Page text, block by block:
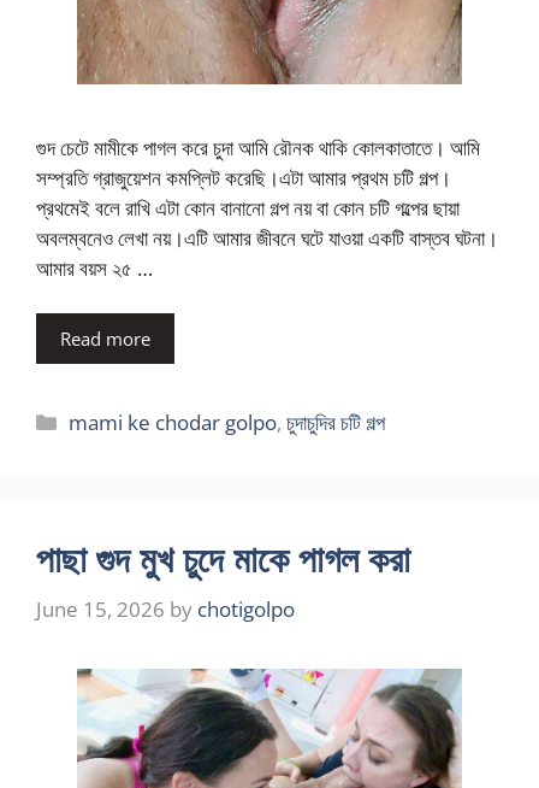
গুদ চেটে মামীকে পাগল করে চুদা আমি রৌনক থাকি কোলকাতাতে। আমি
সম্প্রতি গ্রাজুয়েশন কমপ্লিট করেছি।এটা আমার প্রথম চটি গল্প।
প্রথমেই বলে রাখি এটা কোন বানানো গল্প নয় বা কোন চটি গল্পের ছায়া
অবলম্বনেও লেখা নয়।এটি আমার জীবনে ঘটে যাওয়া একটি বাস্তব ঘটনা।
আমার বয়স ২৫ …
Read more
Categories
mami ke chodar golpo,চুদাচুদির চটি গল্প
পাছা গুদ মুখ চুদে মাকে পাগল করা
June 15, 2026 by chotigolpo